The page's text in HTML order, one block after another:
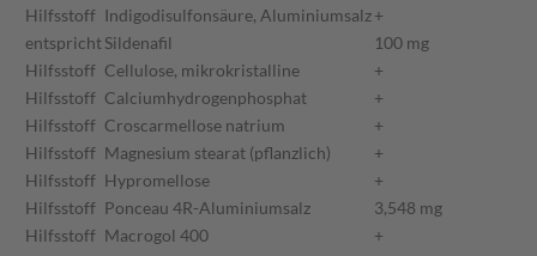
Hilfsstoff Indigodisulfonsäure, Aluminiumsalz+
entsprichtSildenafil
100 mg
Hilfsstoff Cellulose, mikrokristalline
+
Hilfsstoff Calciumhydrogenphosphat
+
Hilfsstoff Croscarmellose natrium
+
Hilfsstoff Magnesium stearat (pflanzlich)
+
Hilfsstoff Hypromellose
+
Hilfsstoff Ponceau 4R-Aluminiumsalz
3,548 mg
Hilfsstoff Macrogol 400 +